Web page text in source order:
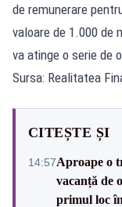
de remunerare
valoare de 1.000 de
va atinge o serie de
Sursa: Realitatea
CITEȘTE ȘI
14:57Aproape o
vacanță de
primul loc